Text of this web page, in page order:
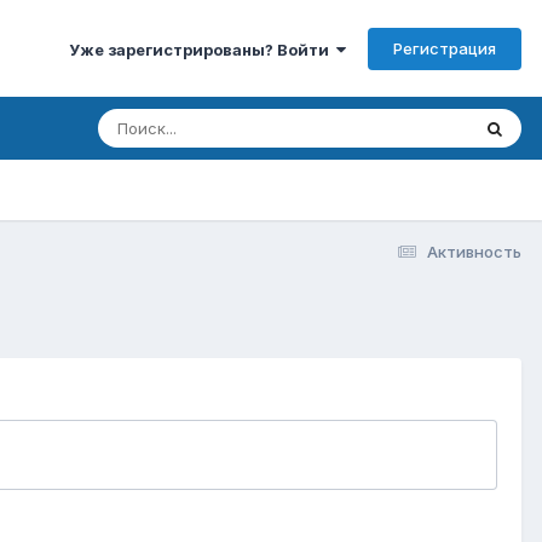
Уже зарегистрированы? Войти Регистрация
Активность